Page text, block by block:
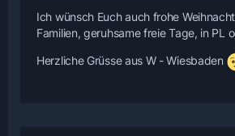
Ich wünsch Euch auch frohe
Familien, geruhsame freie Tage, in PL
Herzliche Grüsse aus W - Wiesbaden